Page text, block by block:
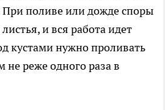
поливе или дожде споры
и вся работа идет
кустами нужно проливать
не реже одного раза в